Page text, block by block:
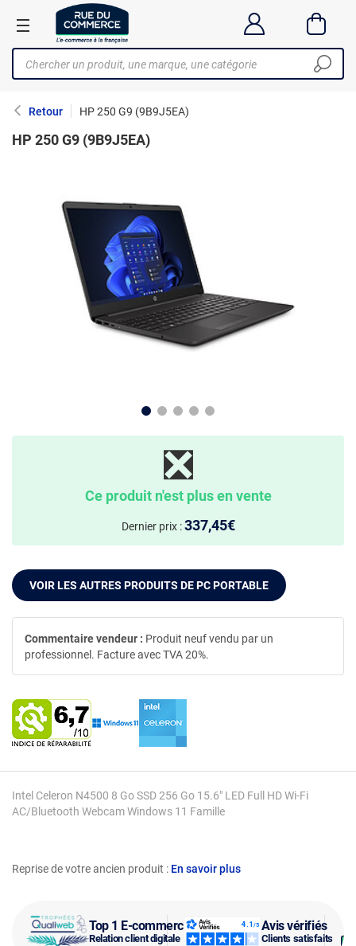
Retour HP 250 G9 (9B9J5EA)
Top 1 E-commerce
Relation client digitale
Avis vérifiés
Clients satisfaits
Reprise de votre ancien produit : En savoir plus
HP 250 G9 (9B9J5EA)
Intel Celeron N4500 8 Go SSD 256 Go 15.6" LED Full HD Wi-Fi
AC/Bluetooth Webcam Windows 11 Famille
Commentaire vendeur : Produit neuf vendu par un
professionnel. Facture avec TVA 20%.
❎
Ce produit n'est plus en vente
Dernier prix :337,45€
VOIR LES AUTRES PRODUITS DE PC PORTABLE